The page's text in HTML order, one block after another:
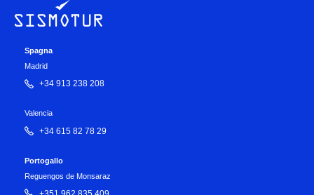
Spagna
Madrid
+34 913 238 208
Valencia
+34 615 82 78 29
Portogallo
Reguengos de Monsaraz